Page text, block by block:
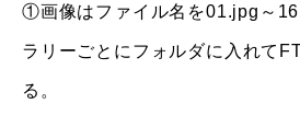
①画像はファイル名を01.jpg～
ラリーごとにフォルダに入れて
る。